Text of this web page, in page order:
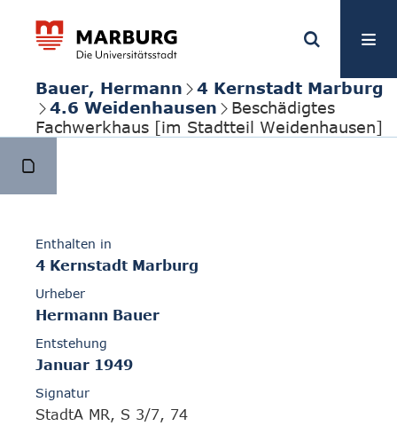
Bauer, Hermann
4 Kernstadt Marburg
4.6 Weidenhausen
Beschädigtes
Fachwerkhaus [im Stadtteil Weidenhausen]
Enthalten in
4 Kernstadt Marburg
Urheber
Hermann Bauer
Entstehung
Januar 1949
Signatur
StadtA MR, S 3/7, 74